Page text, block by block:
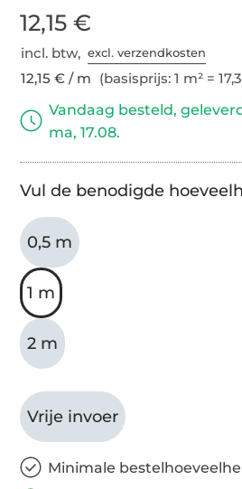
12,15 €
incl. btw,excl. verzendkosten
12,15 € / m (basisprijs: 1 m² =
Vandaag besteld,
ma, 17.08.
Vul de benodigde
0,5 m
1 m
2 m
Vrije invoer
Minimale